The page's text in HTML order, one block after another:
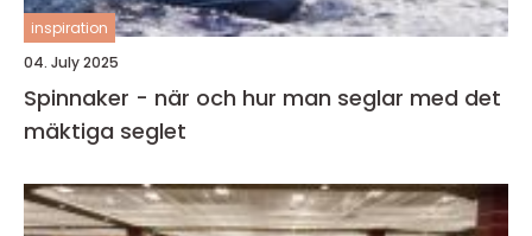
inspiration
04. July 2025
Spinnaker - när och hur man seglar med det
mäktiga seglet